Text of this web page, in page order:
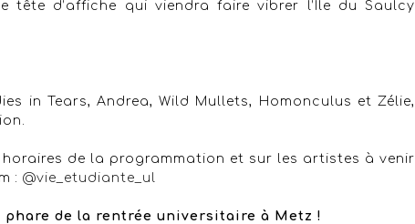
tête d’affiche qui viendra faire vibrer l’Île du Saulcy
in Tears, Andrea, Wild Mullets, Homonculus et Zélie,
horaires de la programmation et sur les artistes à venir
: @vie_etudiante_ul
phare de la rentrée universitaire à Metz !